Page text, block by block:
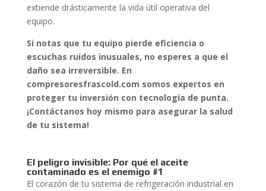
extiende drásticamente la vida útil operativa del
equipo.
Si notas que tu equipo pierde eficiencia o
escuchas ruidos inusuales, no esperes a que el
daño sea irreversible. En
compresoresfrascold.com somos expertos en
proteger tu inversión con tecnología de punta.
¡Contáctanos hoy mismo para asegurar la salud
de tu sistema!
El peligro invisible: Por qué el aceite
contaminado es el enemigo #1
El corazón de tu sistema de refrigeración industrial en